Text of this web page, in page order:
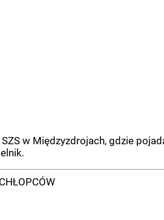
w Międzyzdrojach, gdzie